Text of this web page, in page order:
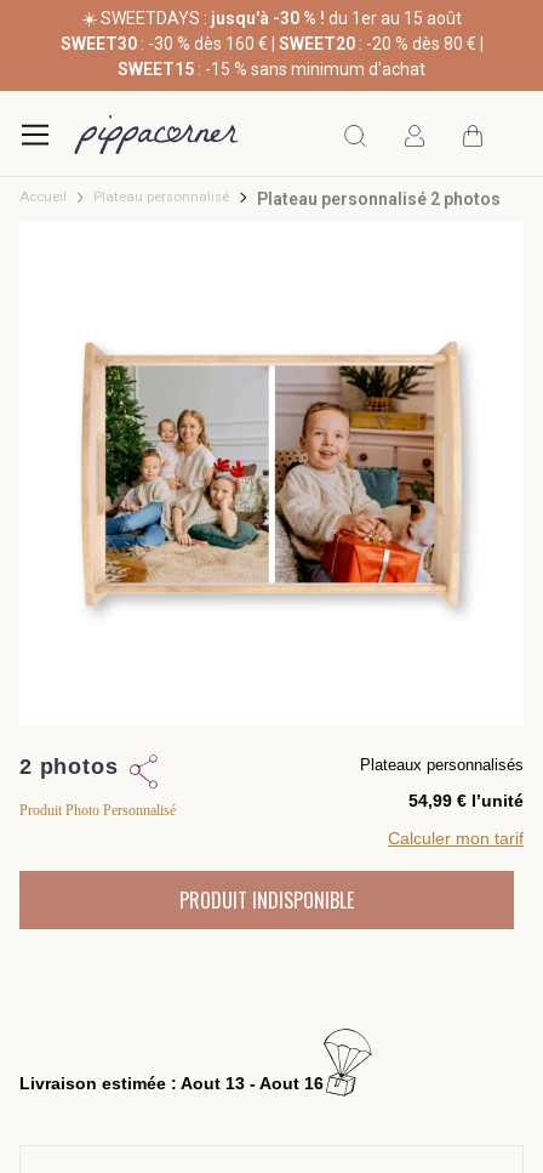
☀️ SWEETDAYS : jusqu'à -30 % ! du 1er au 15 août
SWEET30: -30 % dès 160 € | SWEET20: -20 % dès 80 € |
SWEET15 : -15 % sans minimum d'achat
Accueil Plateau personnalisé Plateau personnalisé 2 photos
2 photos
Produit Photo Personnalisé
Plateaux personnalisés
l’unité
Calculer mon tarif
PRODUIT INDISPONIBLE
Livraison estimée : Aout 13 - Aout 16